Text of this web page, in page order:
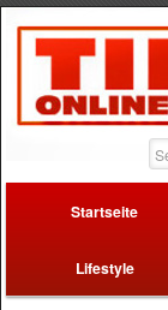
Startseite
Lifestyle